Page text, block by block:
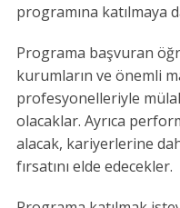
programına katılmaya
Programa başvuran
kurumların ve önemli
profesyonelleriyle
olacaklar. Ayrıca
alacak, kariyerlerine
fırsatını elde edecekler.